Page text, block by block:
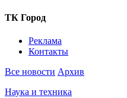
ТК Город
Реклама
Контакты
Все новости Архив
Наука и техника